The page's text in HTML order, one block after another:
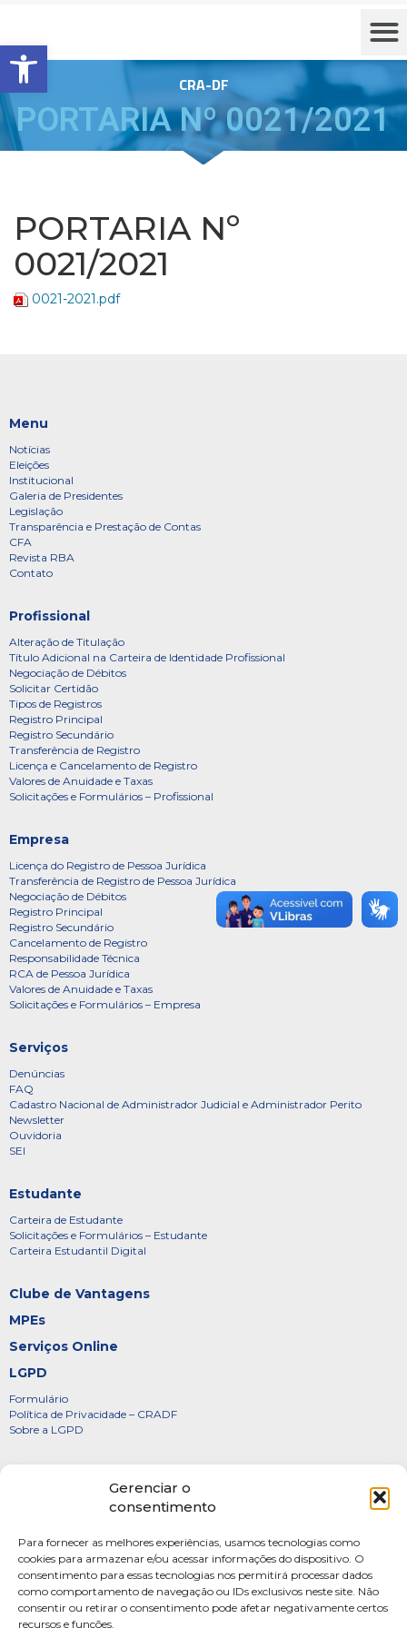
Barra de Ferramentas Aberta
Gerenciar o
consentimento
Para fornecer as melhores experiências, usamos tecnologias como
cookies para armazenar e/ou acessar informações do dispositivo. O
consentimento para essas tecnologias nos permitirá processar dados
como comportamento de navegação ou IDs exclusivos neste site. Não
consentir ou retirar o consentimento pode afetar negativamente certos
recursos e funções.
CRA-DF
PORTARIA Nº 0021/2021
PORTARIA Nº
0021/2021
0021-2021.pdf
Menu
Notícias
Eleições
Institucional
Galeria de Presidentes
Legislação
Transparência e Prestação de Contas
CFA
Revista RBA
Contato
Profissional
Alteração de Titulação
Título Adicional na Carteira de Identidade Profissional
Negociação de Débitos
Solicitar Certidão
Tipos de Registros
Registro Principal
Registro Secundário
Transferência de Registro
Licença e Cancelamento de Registro
Valores de Anuidade e Taxas
Solicitações e Formulários – Profissional
Empresa
Licença do Registro de Pessoa Jurídica
Transferência de Registro de Pessoa Jurídica
Negociação de Débitos
Registro Principal
Registro Secundário
Cancelamento de Registro
Responsabilidade Técnica
RCA de Pessoa Jurídica
Valores de Anuidade e Taxas
Solicitações e Formulários – Empresa
Serviços
Denúncias
FAQ
Cadastro Nacional de Administrador Judicial e Administrador Perito
Newsletter
Ouvidoria
SEI
Estudante
Carteira de Estudante
Solicitações e Formulários – Estudante
Carteira Estudantil Digital
Clube de Vantagens
MPEs
Serviços Online
LGPD
Formulário
Política de Privacidade – CRADF
Sobre a LGPD
Diretoria
FOTOS
Webmail